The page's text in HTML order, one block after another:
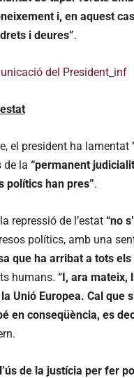
i, en aquest
i deures”.
del President_inf
el president ha lamentat
de la “permanent
polítics han pres”.
repressió de l’estat “no
polítics, amb una
que ha arribat a tots els
humans. “I, ara mateix,
Unió Europea. Cal que
en conseqüència, es
de la justícia per fer